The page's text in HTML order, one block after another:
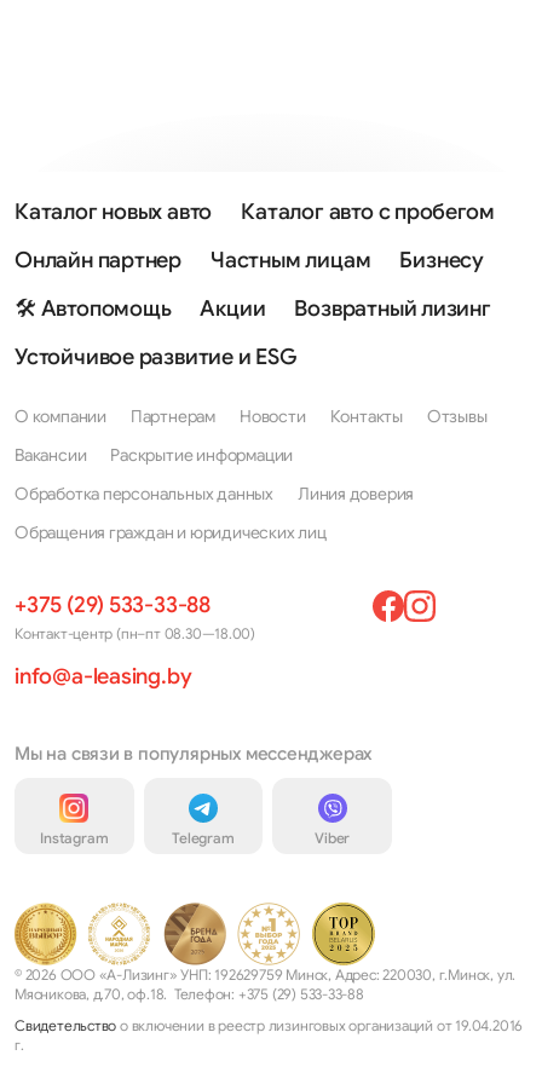
Каталог новых авто
Каталог авто с пробегом
Онлайн партнер
Частным лицам
Бизнесу
🛠 Автопомощь
Акции
Возвратный лизинг
Устойчивое развитие и ESG
О компании Партнерам Новости Контакты
Отзывы
Вакансии
Раскрытие информации
Обработка персональных данных
Линия доверия
Обращения граждан и юридических лиц
+375 (29) 533-33-88
Контакт-центр (пн–пт 08.30—18.00)
info@a-leasing.by
Мы на связи в популярных мессенджерах
Instagram Telegram Viber
© 2026 ООО «А-Лизинг» УНП: 192629759 Минск, Адрес: 220030, г.Минск, ул.
Мясникова, д.70, оф.18. Телефон: +375 (29) 533-33-88
Свидетельство о включении в реестр лизинговых организаций от 19.04.2016
г.